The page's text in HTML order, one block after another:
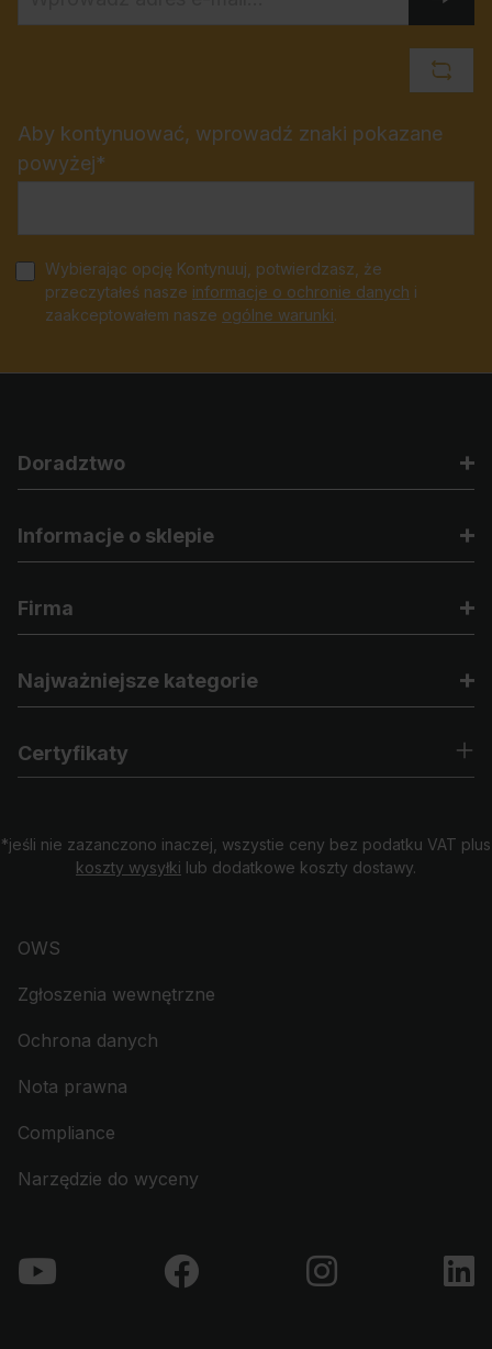
Aby kontynuować, wprowadź znaki pokazane
powyżej*
Wybierając opcję Kontynuuj, potwierdzasz, że
przeczytałeś nasze informacje o ochronie danych i
zaakceptowałem nasze ogólne warunki.
Doradztwo
Informacje o sklepie
Firma
Najważniejsze kategorie
Certyfikaty
*jeśli nie zazanczono inaczej, wszystie ceny bez podatku VAT plus
koszty wysyłki lub dodatkowe koszty dostawy.
OWS
Zgłoszenia wewnętrzne
Ochrona danych
Nota prawna
Compliance
Narzędzie do wyceny